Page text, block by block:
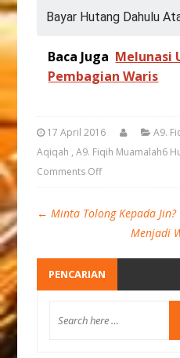
Bayar Hutang Dahulu
Baca Juga Melunasi
Pembagian Waris
17 April 2016
A9.
Aqiqah ,A9. Fiqih Muamalah6
Comments Off
← Minta Tolong Kepada Jin?
Menjadi
PENCARIAN